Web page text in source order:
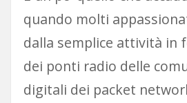
quando molti
dalla semplice attività in
dei ponti radio delle
digitali dei packet